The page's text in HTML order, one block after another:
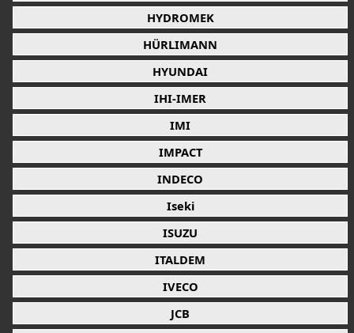
HYDROMEK
HÜRLIMANN
HYUNDAI
IHI-IMER
IMI
IMPACT
INDECO
Iseki
ISUZU
ITALDEM
IVECO
JCB